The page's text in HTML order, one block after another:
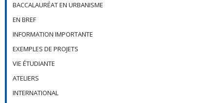
BACCALAURÉAT EN URBANISME
EN BREF
INFORMATION IMPORTANTE
EXEMPLES DE PROJETS
VIE ÉTUDIANTE
ATELIERS
INTERNATIONAL